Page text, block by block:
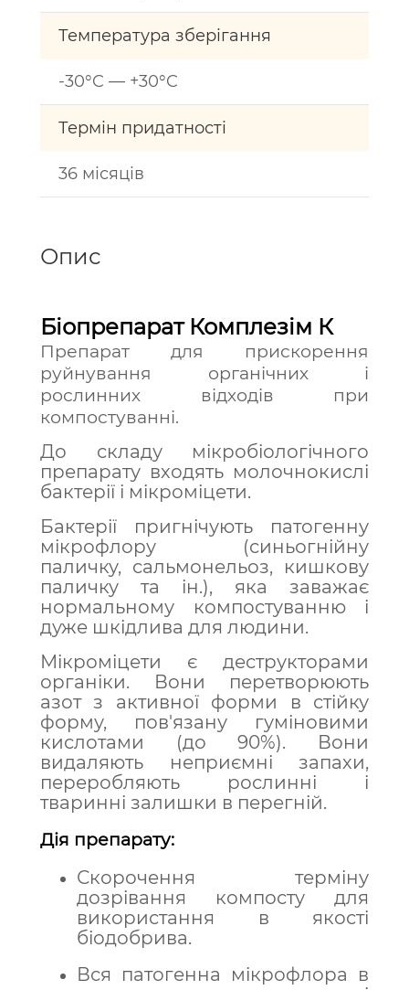
Температура зберігання
-30°C — +30°C
Термін придатності
36 місяців
Опис
Біопрепарат Комплезім К
Препарат для прискорення
руйнування органічних і
рослинних відходів при
компостуванні.
До складу мікробіологічного
препарату входять молочнокислі
бактерії і мікроміцети.
Бактерії пригнічують патогенну
мікрофлору (синьогнійну
паличку, сальмонельоз, кишкову
паличку та ін.), яка заважає
нормальному компостуванню і
дуже шкідлива для людини.
Мікроміцети є деструкторами
органіки. Вони перетворюють
азот з активної форми в стійку
форму, пов'язану гуміновими
кислотами (до 90%). Вони
видаляють неприємні запахи,
переробляють рослинні і
тваринні залишки в перегній.
Дія препарату:
Скорочення терміну
дозрівання компосту для
використання в якості
біодобрива.
Вся патогенна мікрофлора в